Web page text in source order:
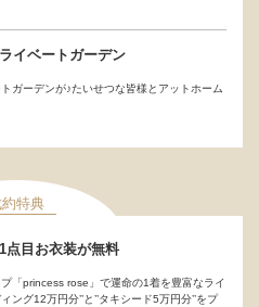
イベートガーデン
ガーデンが♪たいせつな皆様とアットホーム
約特典
目お衣装が無料
「princess rose」で運命の1着を豊富なライ
グ12万円分’’と’’タキシード5万円分’’をプ